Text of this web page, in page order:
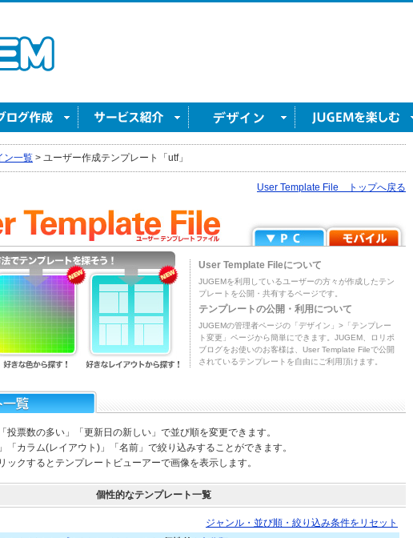
ン一覧 > ユーザー作成テンプレート「utf」
User Template File トップへ戻る
User Template Fileについて
JUGEMを利用しているユーザーの方々が作成したテン
プレートを公開・共有するページです。
テンプレートの公開・利用について
JUGEMの管理者ページの「デザイン」>「テンプレー
ト変更」ページから簡単にできます。JUGEM、ロリポ
ブログをお使いのお客様は、User Template Fileで公開
されているテンプレートを自由にご利用頂けます。
投票数の多い」「更新日の新しい」で並び順を変更できます。
「カラム(レイアウト)」「名前」で絞り込みすることができます。
ックするとテンプレートビューアーで画像を表示します。
個性的なテンプレート一覧
ジャンル・並び順・絞り込み条件をリセット